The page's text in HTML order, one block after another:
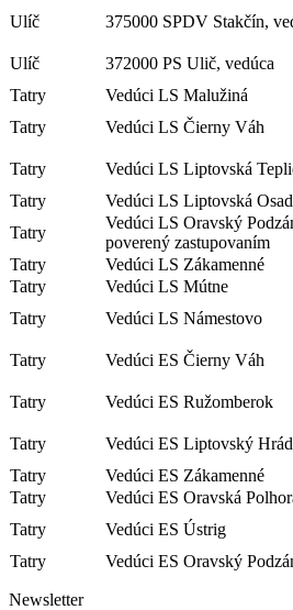
Ulíč
375000 SPDV Stakčín,
Ulíč
372000 PS Ulič, vedúca
Tatry
Vedúci LS Malužiná
Tatry
Vedúci LS Čierny Váh
Tatry
Vedúci LS Liptovská
Tatry
Vedúci LS Liptovská
Tatry
Vedúci LS Oravský
poverený zastupovaním
Tatry
Vedúci LS Zákamenné
Tatry
Vedúci LS Mútne
Tatry
Vedúci LS Námestovo
Tatry
Vedúci ES Čierny Váh
Tatry
Vedúci ES Ružomberok
Tatry
Vedúci ES Liptovský
Tatry
Vedúci ES Zákamenné
Tatry
Vedúci ES Oravská
Tatry
Vedúci ES Ústrig
Tatry
Vedúci ES Oravský
Newsletter